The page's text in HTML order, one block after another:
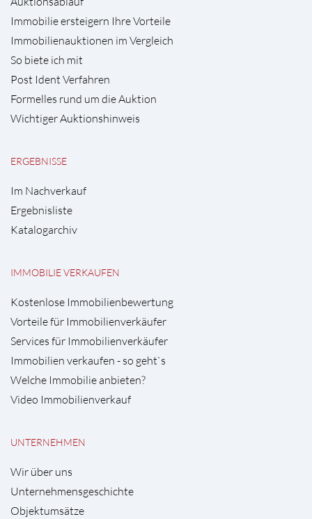
Immobilie ersteigern Ihre Vorteile
Immobilienauktionen im Vergleich
So biete ich mit
Post Ident Verfahren
Formelles rund um die Auktion
Wichtiger Auktionshinweis
ERGEBNISSE
Im Nachverkauf
Ergebnisliste
Katalogarchiv
IMMOBILIE VERKAUFEN
Kostenlose Immobilienbewertung
Vorteile für Immobilienverkäufer
Services für Immobilienverkäufer
Immobilien verkaufen - so geht`s
Welche Immobilie anbieten?
Video Immobilienverkauf
UNTERNEHMEN
Wir über uns
Unternehmensgeschichte
Objektumsätze